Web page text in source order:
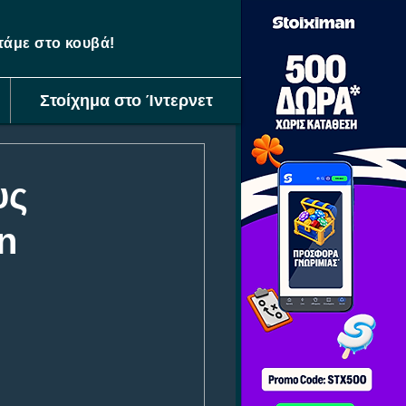
στο κουβά!
Στοίχημα στο Ίντερνετ